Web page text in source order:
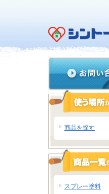
商品を探す
スプレー塗料